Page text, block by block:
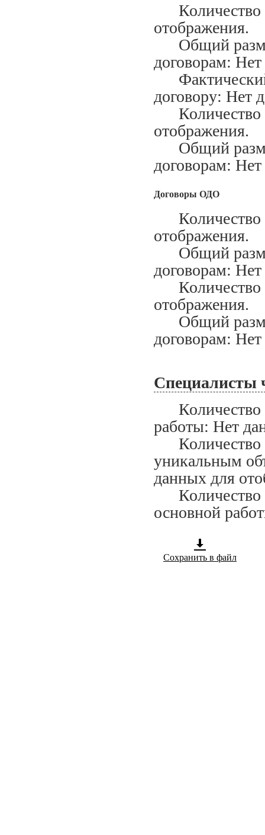
Количество
отображения.
Общий
договорам:
Фактический
договору: Нет
Количество
отображения.
Общий
договорам:
Договоры ОДО
Количество
отображения.
Общий
договорам:
Количество
отображения.
Общий
договорам:
Специалисты
Количество
работы: Нет
Количество
уникальным
данных для
Количество
основной
Сохранить в файл